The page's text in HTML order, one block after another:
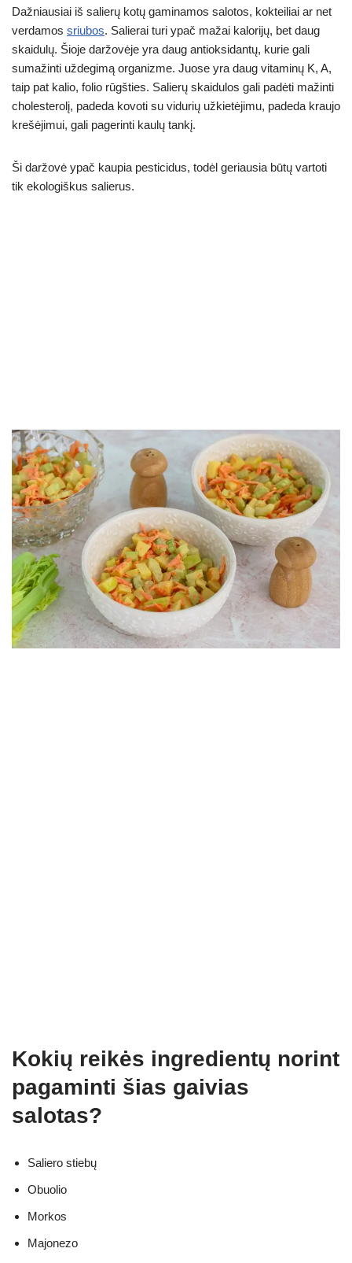
Dažniausiai iš salierų kotų gaminamos salotos, kokteiliai ar net
verdamos sriubos. Salierai turi ypač mažai kalorijų, bet daug
skaidulų. Šioje daržovėje yra daug antioksidantų, kurie gali
sumažinti uždegimą organizme. Juose yra daug vitaminų K, A,
taip pat kalio, folio rūgšties. Salierų skaidulos gali padėti mažinti
cholesterolį, padeda kovoti su vidurių užkietėjimu, padeda kraujo
krešėjimui, gali pagerinti kaulų tankį.
Ši daržovė ypač kaupia pesticidus, todėl geriausia būtų vartoti
tik ekologiškus salierus.
Kokių reikės ingredientų norint
pagaminti šias gaivias
salotas?
Saliero stiebų
Obuolio
Morkos
Majonezo